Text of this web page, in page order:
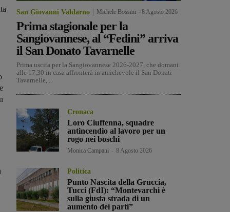
San Giovanni Valdarno Michele Bossini 8 Agosto 2026
Prima stagionale per la
Sangiovannese, al “Fedini” arriva
il San Donato Tavarnelle
Prima uscita per la Sangiovannese 2026-2027, che domani
alle 17,30 in casa affronterà in amichevole il San Donati
Tavarnelle,...
Cronaca
Loro Ciuffenna, squadre
antincendio al lavoro per un
rogo nei boschi
Monica Campani 8 Agosto 2026
Politica
Punto Nascita della Gruccia,
Tucci (FdI): “Montevarchi è
sulla giusta strada di un
aumento dei parti”